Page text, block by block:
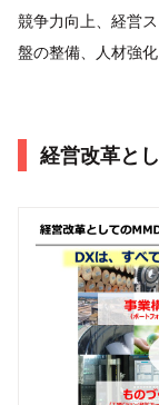
競争力向上、経営
盤の整備、人材強
経営改革と